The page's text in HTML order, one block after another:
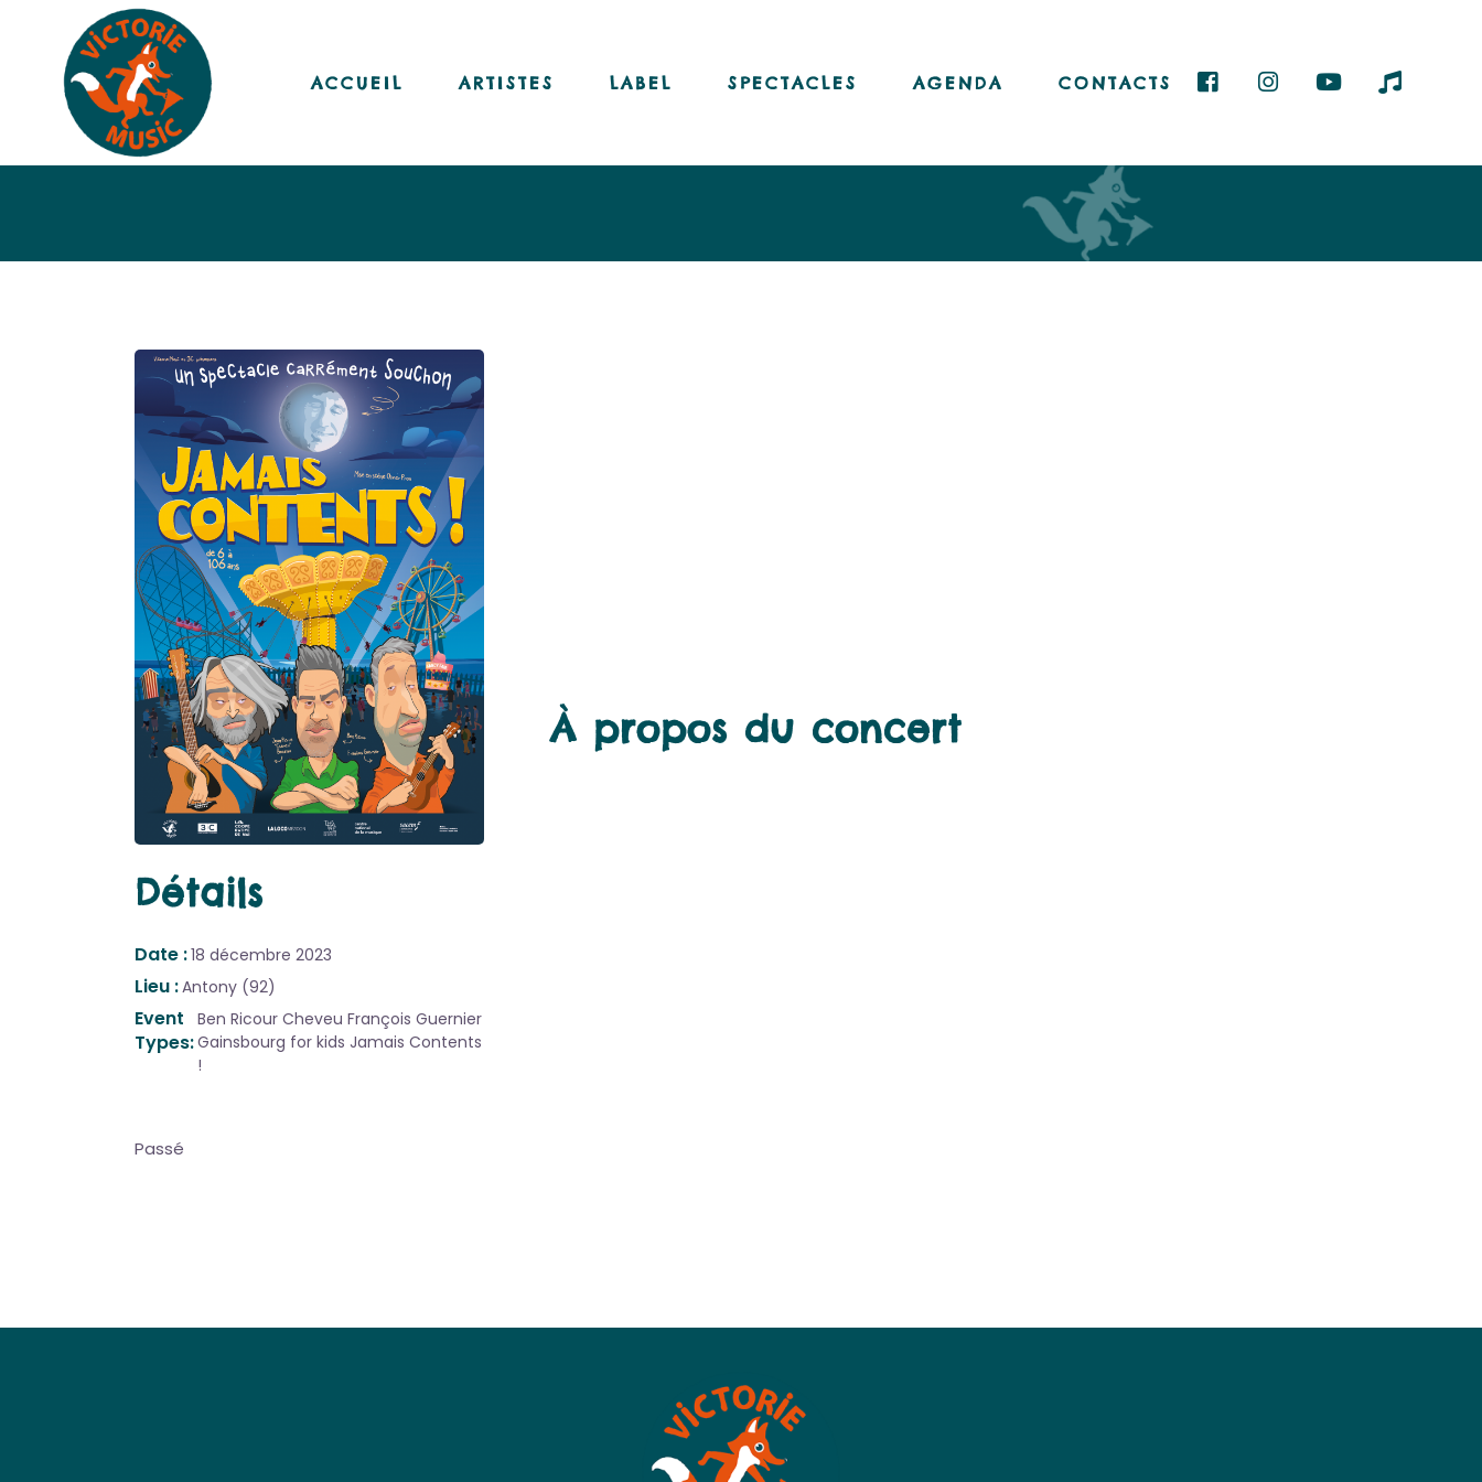
ACCUEIL ARTISTES LABEL SPECTACLES AGENDA CONTACTS
Nos livres-disques
Détails
Date 18 décembre 2023
Lieu Antony (92)
Event
Types
Ben Ricour Cheveu François Guernier
Gainsbourg for kids Jamais Contents
!
Passé
À propos du concert